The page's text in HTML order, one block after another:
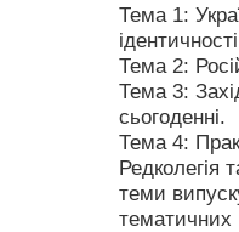
Тема 1:
Тема 2:
Тема 3:
сьогоденні.
Тема 4:
Редколегія
теми
тематичних